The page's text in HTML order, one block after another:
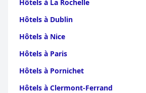
Hôtels à La Rochelle
Hôtels à Dublin
Hôtels à Nice
Hôtels à Paris
Hôtels à Pornichet
Hôtels à Clermont-Ferrand